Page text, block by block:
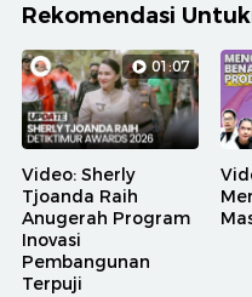
Rekomendasi
01:07
Video: Sherly
Tjoanda Raih
Anugerah Program
Inovasi
Pembangunan
Terpuji